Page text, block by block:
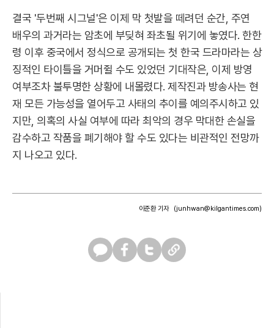
결국 '두번째 시그널'은 이제 막 첫발을 떼려던 순간, 주연
배우의 과거라는 암초에 부딪혀 좌초될 위기에 놓였다. 한한
령 이후 중국에서 정식으로 공개되는 첫 한국 드라마라는 상
징적인 타이틀을 거머쥘 수도 있었던 기대작은, 이제 방영
여부조차 불투명한 상황에 내몰렸다. 제작진과 방송사는 현
재 모든 가능성을 열어두고 사태의 추이를 예의주시하고 있
지만, 의혹의 사실 여부에 따라 최악의 경우 막대한 손실을
감수하고 작품을 폐기해야 할 수도 있다는 비관적인 전망까
지 나오고 있다.
이준환 기자 (junhwan@kilgantimes.com)